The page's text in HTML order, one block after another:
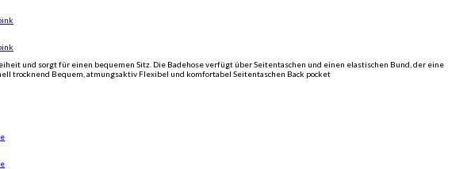
und sorgt für einen bequemen Sitz. Die Badehose verfügt über Seitentaschen und einen elastischen Bund, der eine
trocknend Bequem, atmungsaktiv Flexibel und komfortabel Seitentaschen Back pocket